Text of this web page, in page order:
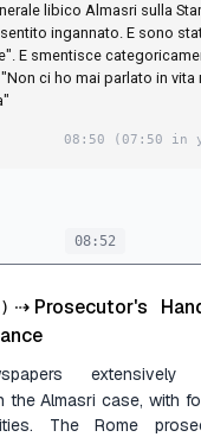
libico Almasri sulla
ingannato. E sono
E smentisce
ci ho mai parlato in vita
08:50 (07:50 in
08:52
⇢ Prosecutor's
the Almasri case, with
The Rome